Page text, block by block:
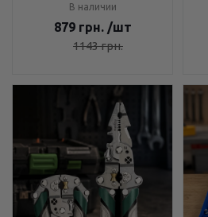
В наличии
879 грн. /шт
1143грн.